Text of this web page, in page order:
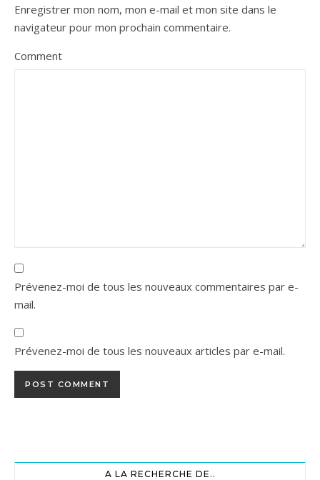
Enregistrer mon nom, mon e-mail et mon site dans le
navigateur pour mon prochain commentaire.
Comment
Prévenez-moi de tous les nouveaux commentaires par e-
mail.
Prévenez-moi de tous les nouveaux articles par e-mail.
A LA RECHERCHE DE..